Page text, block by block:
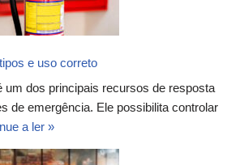
e uso correto
um dos principais recursos de resposta
de emergência. Ele possibilita controlar
a ler »